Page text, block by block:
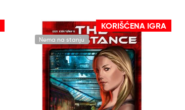
Nema na stanju
KORIŠĆENA IGRA